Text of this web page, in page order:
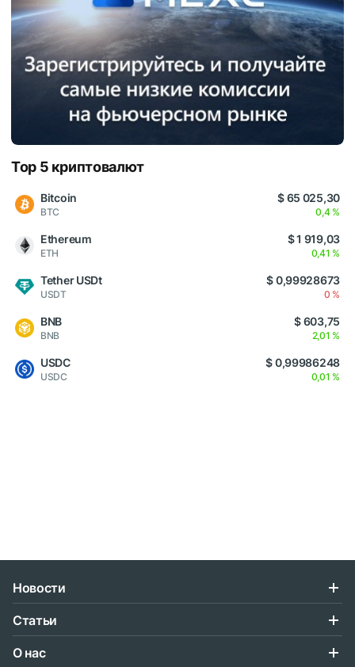
Top 5 криптовалют
Bitcoin
BTC
$ 65 025,30
0,4 %
Ethereum
ETH
$ 1 919,03
0,41 %
Tether USDt
USDT
$ 0,99928673
0 %
BNB
BNB
$ 603,75
2,01 %
USDC
USDC
$ 0,99986248
0,01 %
Новости
Статьи
О нас